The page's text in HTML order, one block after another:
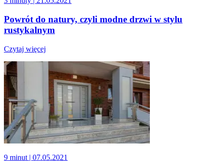
Powrót do natury, czyli modne drzwi w stylu
rustykalnym
Czytaj więcej
9 minut | 07.05.2021